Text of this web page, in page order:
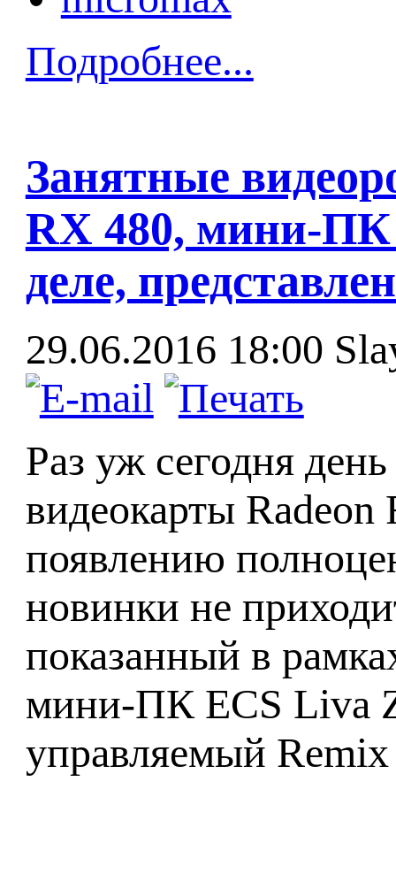
Подробнее...
Занятные
RX 480, мини-ПК
деле,
29.06.2016 18:00
Раз уж сегодня
видеокарты
появлению
новинки не
показанный в
мини-ПК ECS Liva
управляемый